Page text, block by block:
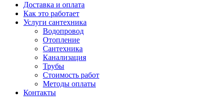
Доставка и оплата
Как это работает
Услуги сантехника
Водопровод
Отопление
Сантехника
Канализация
Трубы
Стоимость работ
Методы оплаты
Контакты